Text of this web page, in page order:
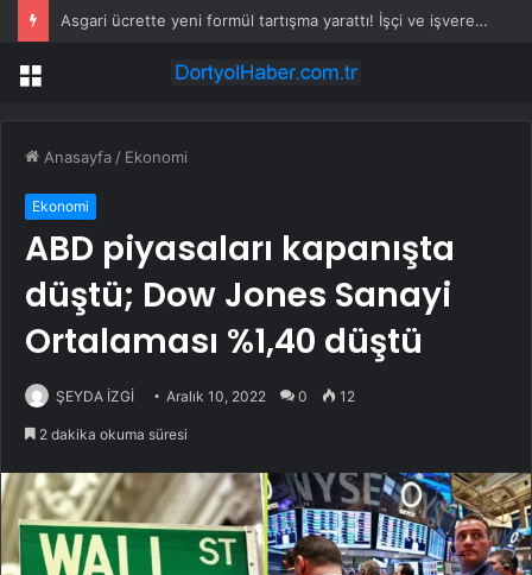
Asgari ücrette yeni formül tartışma yarattı! İşçi ve işveren karşı karşıya
Menü
Anasayfa / Ekonomi
Ekonomi
ABD piyasaları kapanışta
düştü; Dow Jones Sanayi
Ortalaması %1,40 düştü
ŞEYDA İZGİ Aralık 10, 2022 0 12
2 dakika okuma süresi